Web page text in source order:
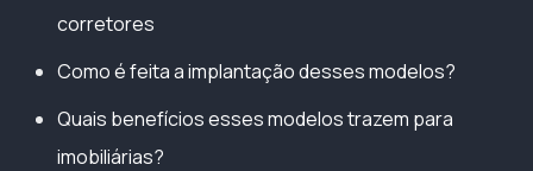
corretores
Como é feita a implantação desses modelos?
Quais benefícios esses modelos trazem para
imobiliárias?